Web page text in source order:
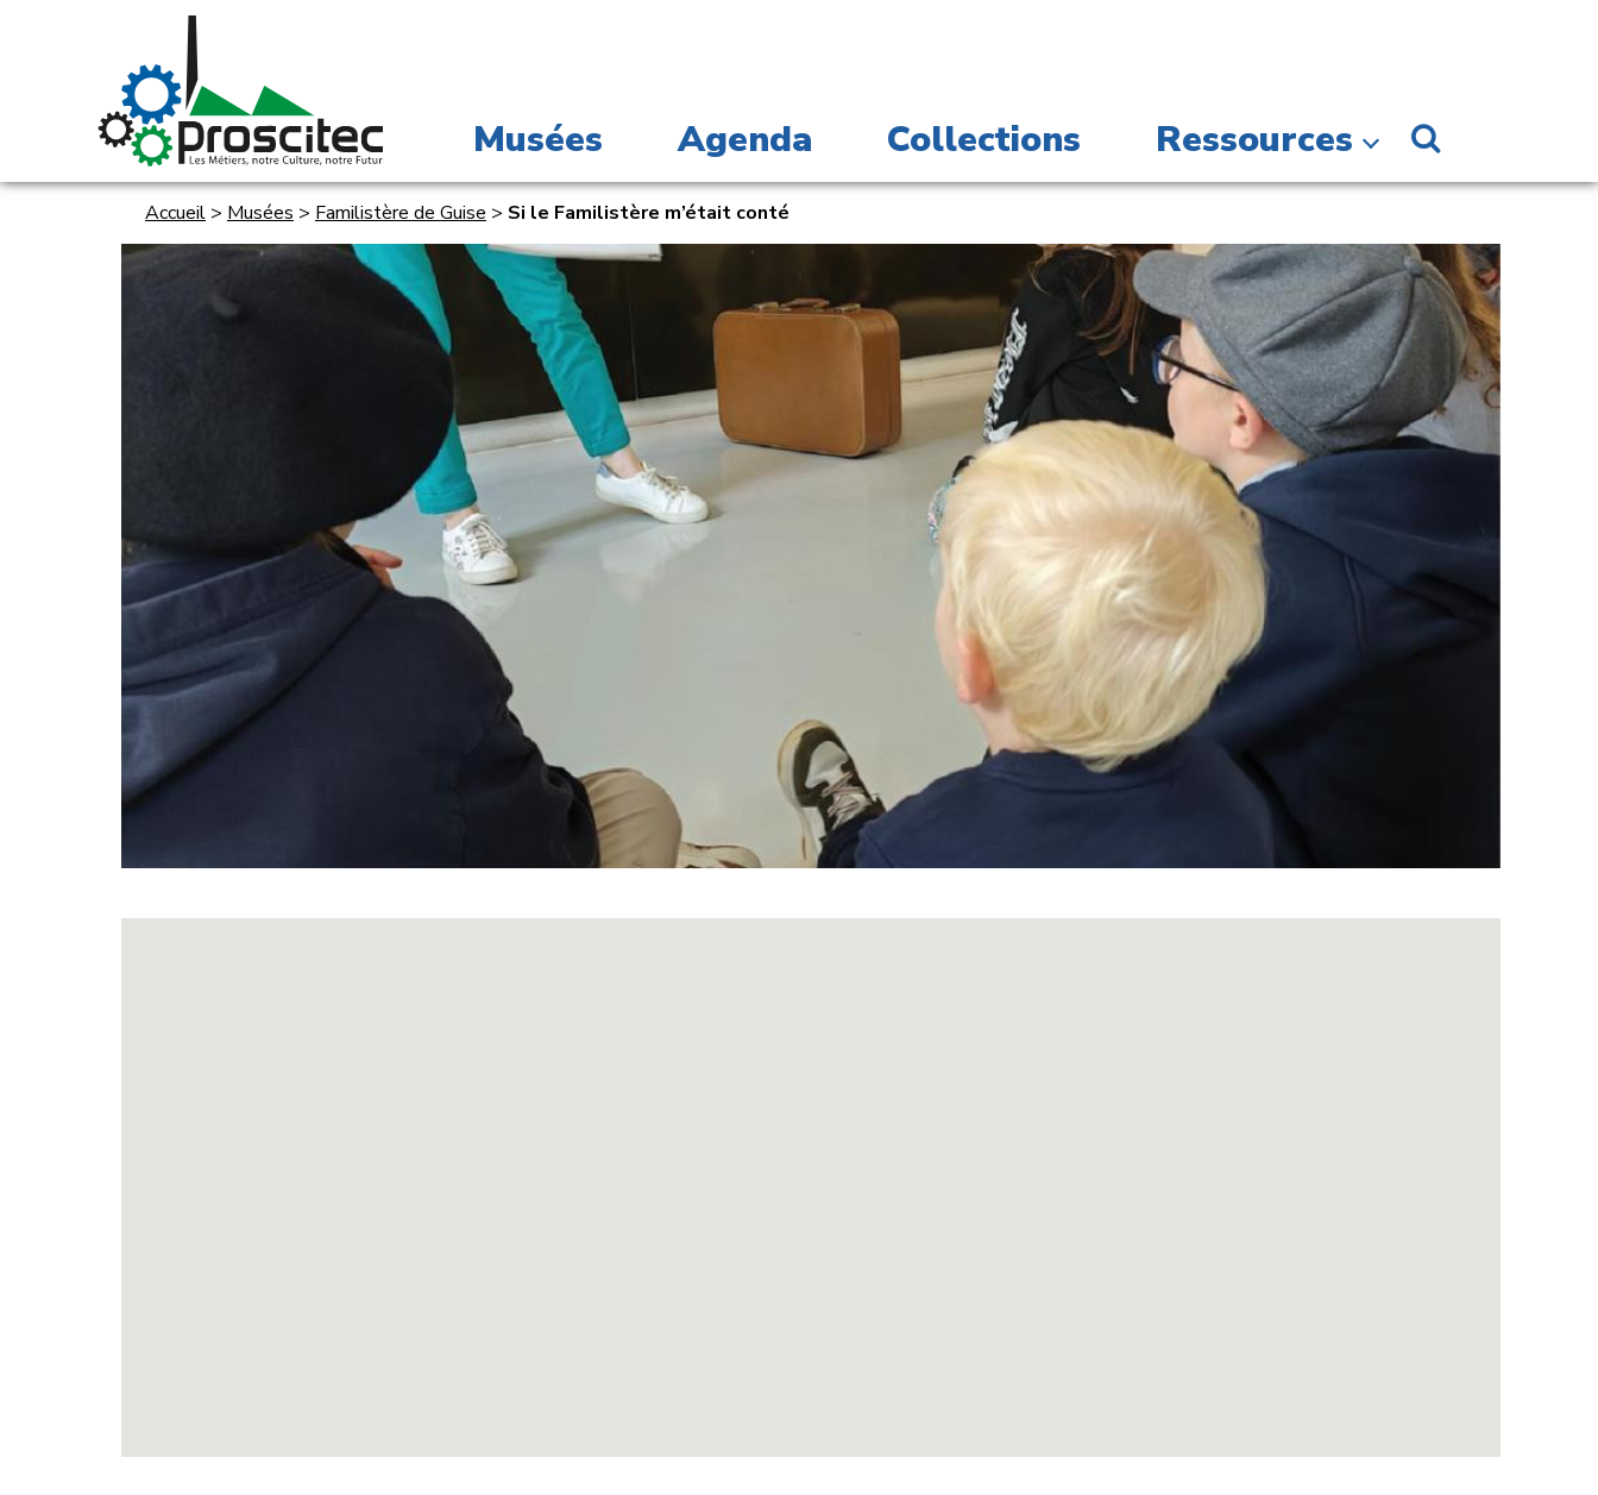
Musées Agenda Collections Ressources
Accueil > Musées > Familistère de Guise > Si le Familistère m’était conté